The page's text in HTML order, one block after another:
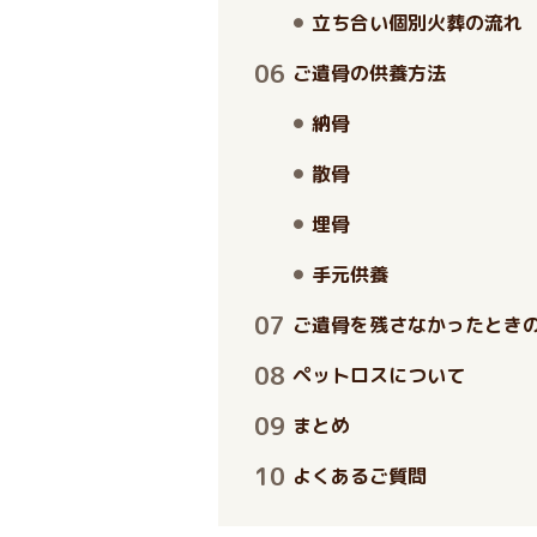
立ち合い個別火葬の流れ
ご遺骨の供養方法
納骨
散骨
埋骨
手元供養
ご遺骨を残さなかったとき
ペットロスについて
まとめ
よくあるご質問